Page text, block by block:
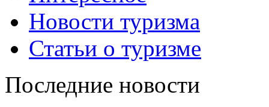
Новости туризма
Статьи о туризме
Последние новости